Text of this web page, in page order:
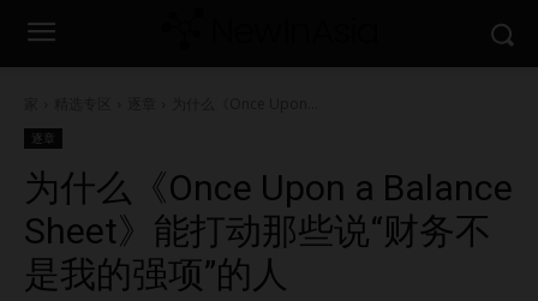
逐章
为什么《Once Upon a Balance
Sheet》能打动那些说“财务不
是我的强项”的人